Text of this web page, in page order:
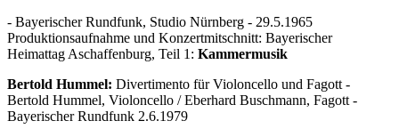
- Bayerischer Rundfunk, Studio Nürnberg - 29.5.1965
Produktionsaufnahme und Konzertmitschnitt: Bayerischer
Heimattag Aschaffenburg, Teil 1: Kammermusik
Bertold Hummel: Divertimento für Violoncello und Fagott -
Bertold Hummel, Violoncello / Eberhard Buschmann, Fagott -
Bayerischer Rundfunk 2.6.1979